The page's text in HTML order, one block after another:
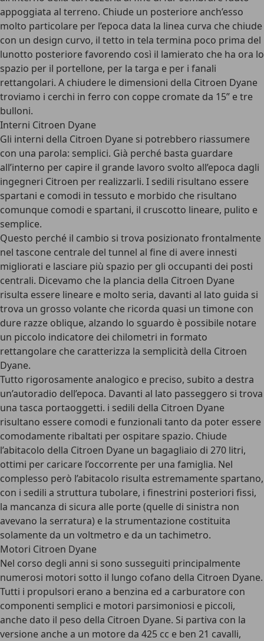
appoggiata al terreno. Chiude un posteriore anch’esso
molto particolare per l’epoca data la linea curva che chiude
con un design curvo, il tetto in tela termina poco prima del
lunotto posteriore favorendo così il lamierato che ha ora lo
spazio per il portellone, per la targa e per i fanali
rettangolari. A chiudere le dimensioni della Citroen Dyane
troviamo i cerchi in ferro con coppe cromate da 15” e tre
bulloni.
Interni Citroen Dyane
Gli interni della Citroen Dyane si potrebbero riassumere
con una parola: semplici. Già perché basta guardare
all’interno per capire il grande lavoro svolto all’epoca dagli
ingegneri Citroen per realizzarli. I sedili risultano essere
spartani e comodi in tessuto e morbido che risultano
comunque comodi e spartani, il cruscotto lineare, pulito e
semplice.
Questo perché il cambio si trova posizionato frontalmente
nel tascone centrale del tunnel al fine di avere innesti
migliorati e lasciare più spazio per gli occupanti dei posti
centrali. Dicevamo che la plancia della Citroen Dyane
risulta essere lineare e molto seria, davanti al lato guida si
trova un grosso volante che ricorda quasi un timone con
dure razze oblique, alzando lo sguardo è possibile notare
un piccolo indicatore dei chilometri in formato
rettangolare che caratterizza la semplicità della Citroen
Dyane.
Tutto rigorosamente analogico e preciso, subito a destra
un’autoradio dell’epoca. Davanti al lato passeggero si trova
una tasca portaoggetti. i sedili della Citroen Dyane
risultano essere comodi e funzionali tanto da poter essere
comodamente ribaltati per ospitare spazio. Chiude
l’abitacolo della Citroen Dyane un bagagliaio di 270 litri,
ottimi per caricare l’occorrente per una famiglia. Nel
complesso però l’abitacolo risulta estremamente spartano,
con i sedili a struttura tubolare, i finestrini posteriori fissi,
la mancanza di sicura alle porte (quelle di sinistra non
avevano la serratura) e la strumentazione costituita
solamente da un voltmetro e da un tachimetro.
Motori Citroen Dyane
Nel corso degli anni si sono susseguiti principalmente
numerosi motori sotto il lungo cofano della Citroen Dyane.
Tutti i propulsori erano a benzina ed a carburatore con
componenti semplici e motori parsimoniosi e piccoli,
anche dato il peso della Citroen Dyane. Si partiva con la
versione anche a un motore da 425 cc e ben 21 cavalli,